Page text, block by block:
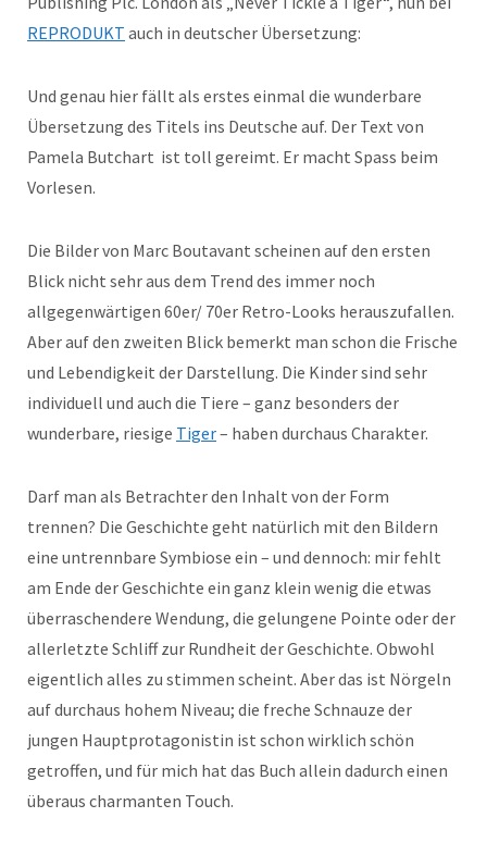
REPRODUKT auch in deutscher Übersetzung:
Und genau hier fällt als erstes einmal die wunderbare
Übersetzung des Titels ins Deutsche auf. Der Text von
Pamela Butchart ist toll gereimt. Er macht Spass beim
Vorlesen.
Die Bilder von Marc Boutavant scheinen auf den ersten
Blick nicht sehr aus dem Trend des immer noch
allgegenwärtigen 60er/ 70er Retro-Looks herauszufallen.
Aber auf den zweiten Blick bemerkt man schon die Frische
und Lebendigkeit der Darstellung. Die Kinder sind sehr
individuell und auch die Tiere – ganz besonders der
wunderbare, riesige Tiger– haben durchaus Charakter.
Darf man als Betrachter den Inhalt von der Form
trennen? Die Geschichte geht natürlich mit den Bildern
eine untrennbare Symbiose ein – und dennoch: mir fehlt
am Ende der Geschichte ein ganz klein wenig die etwas
überraschendere Wendung, die gelungene Pointe oder der
allerletzte Schliff zur Rundheit der Geschichte. Obwohl
eigentlich alles zu stimmen scheint. Aber das ist Nörgeln
auf durchaus hohem Niveau; die freche Schnauze der
jungen Hauptprotagonistin ist schon wirklich schön
getroffen, und für mich hat das Buch allein dadurch einen
überaus charmanten Touch.